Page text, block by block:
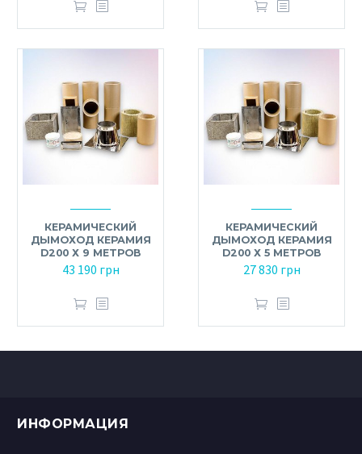
КЕРАМИЧЕСКИЙ
ДЫМОХОД КЕРАМИЯ
D200 Х 9 МЕТРОВ
43 190 грн
КЕРАМИЧЕСКИЙ
ДЫМОХОД КЕРАМИЯ
D200 Х 5 МЕТРОВ
27 830 грн
ИНФОРМАЦИЯ